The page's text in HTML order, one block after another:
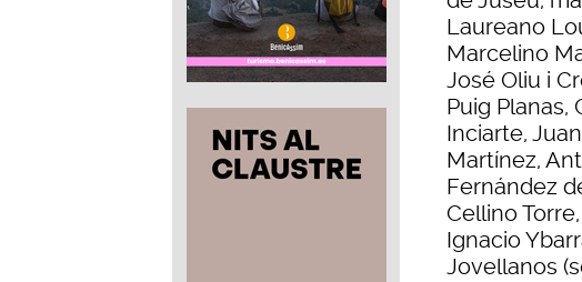
Laureano
Marcelino
José Oliu i
Puig Planas,
Inciarte,
Martínez,
Fernández
Cellino
Ignacio
Jovellanos